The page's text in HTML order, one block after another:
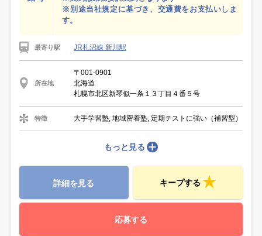
※別途当社規定に基づき、交通費をお支払いしま
す。
最寄り駅 JR札沼線 新川駅
所在地
〒001-0901
北海道
札幌市北区新琴似一条１３丁目４番５号
特徴 大手学習塾, 地域密着塾, 定期テストに強い（補習型）
もっと見る
詳細を見る キープする
応募する